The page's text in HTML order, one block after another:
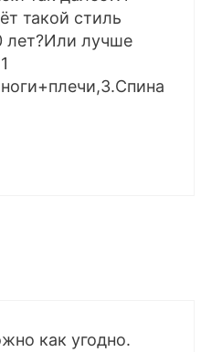
такой стиль
лет?Или лучше
как угодно.